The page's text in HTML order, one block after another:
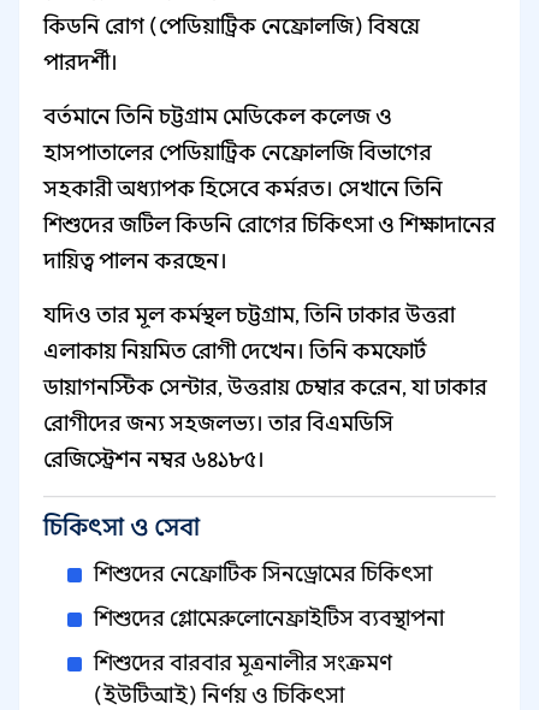
কিডনি রোগ (পেডিয়াট্রিক নেফ্রোলজি) বিষয়ে
পারদর্শী।
বর্তমানে তিনি চট্টগ্রাম মেডিকেল কলেজ ও
হাসপাতালের পেডিয়াট্রিক নেফ্রোলজি বিভাগের
সহকারী অধ্যাপক হিসেবে কর্মরত। সেখানে তিনি
শিশুদের জটিল কিডনি রোগের চিকিৎসা ও শিক্ষাদানের
দায়িত্ব পালন করছেন।
যদিও তার মূল কর্মস্থল চট্টগ্রাম, তিনি ঢাকার উত্তরা
এলাকায় নিয়মিত রোগী দেখেন। তিনি কমফোর্ট
ডায়াগনস্টিক সেন্টার, উত্তরায় চেম্বার করেন, যা ঢাকার
রোগীদের জন্য সহজলভ্য। তার বিএমডিসি
রেজিস্ট্রেশন নম্বর ৬৪১৮৫।
চিকিৎসা ও সেবা
শিশুদের নেফ্রোটিক সিনড্রোমের চিকিৎসা
শিশুদের গ্লোমেরুলোনেফ্রাইটিস ব্যবস্থাপনা
শিশুদের বারবার মূত্রনালীর সংক্রমণ
(ইউটিআই) নির্ণয় ও চিকিৎসা